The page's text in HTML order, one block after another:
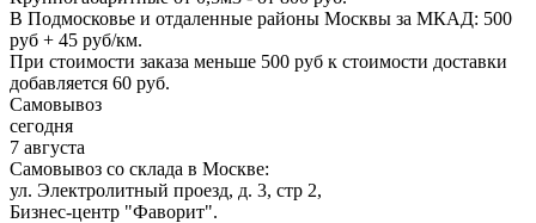
В Подмосковье и отдаленные районы Москвы за МКАД: 500
руб + 45 руб/км.
При стоимости заказа меньше 500 руб к стоимости доставки
добавляется 60 руб.
Самовывоз
сегодня
7 августа
Самовывоз со склада в Москве:
ул. Электролитный проезд, д. 3, стр 2,
Бизнес-центр "Фаворит".